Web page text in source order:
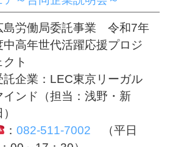
島労働局委託事業 令和7年
中高年世代活躍応援プロジ
クト
託企業：LEC東京リーガル
インド（担当：浅野・新
：082-511-7002 （平日